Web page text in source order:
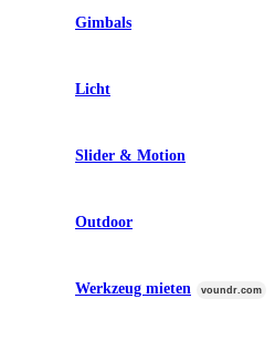
Gimbals
Licht
Slider & Motion
Outdoor
Werkzeug mieten voundr.com